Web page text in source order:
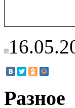
Разное